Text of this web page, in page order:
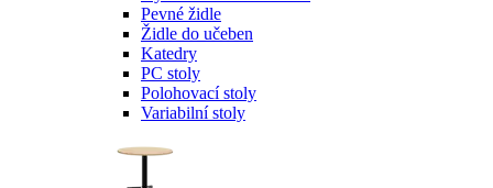
Pevné židle
Židle do učeben
Katedry
PC stoly
Polohovací stoly
Variabilní stoly